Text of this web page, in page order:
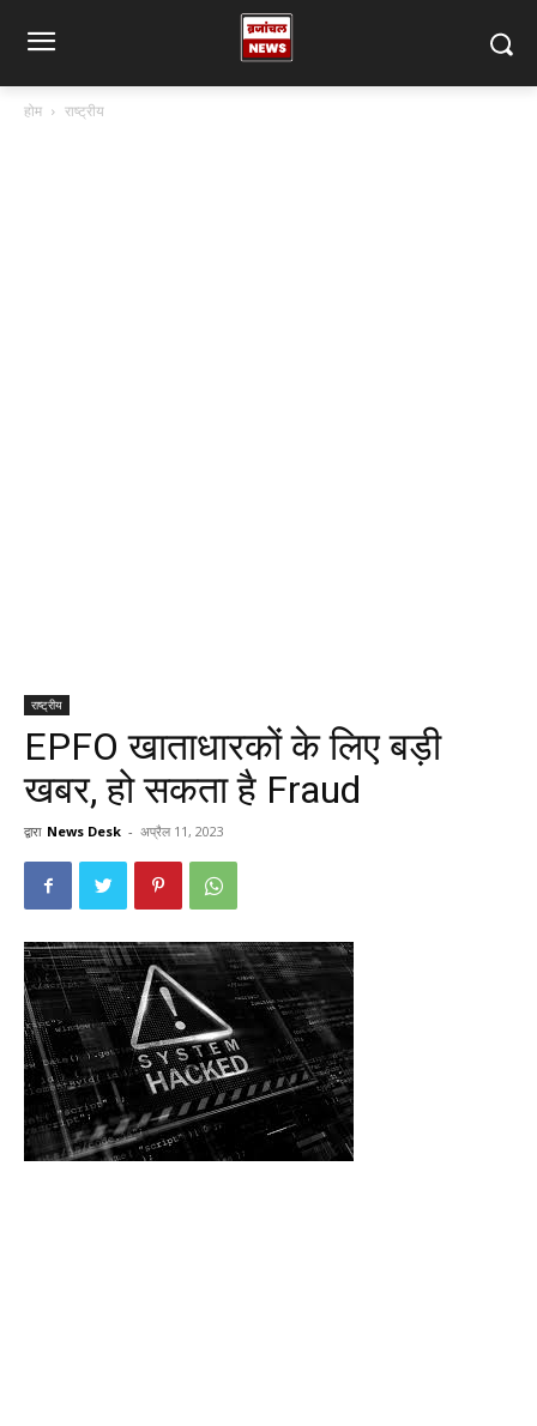
होम राष्ट्रीय
राष्ट्रीय
EPFO खाताधारकों के लिए बड़ी
खबर, हो सकता है Fraud
द्वारा News Desk - अप्रैल 11, 2023